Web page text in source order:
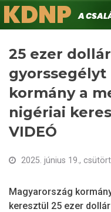
Ugrás
a
Keresés
KDNPA családokért.
25 ezer
gyorssegélyt
kormány a
nigériai
VIDEÓ
2025. június 19.,
Magyarország
keresztül 25 ezer